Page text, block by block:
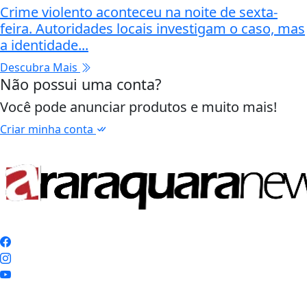
Crime violento aconteceu na noite de sexta-
feira. Autoridades locais investigam o caso, mas
a identidade...
Descubra Mais
Não possui uma conta?
Você pode anunciar produtos e muito mais!
Criar minha conta